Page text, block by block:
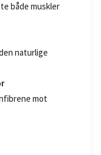
både muskler
naturlige
mot